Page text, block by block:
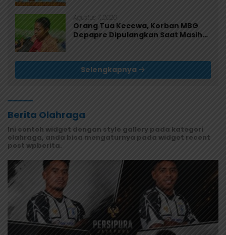
Agustus 7, 2026
Orang Tua Kecewa, Korban MBG
Depapre Dipulangkan Saat Masih
Selengkapnya
Berita Olahraga
Ini contoh widget dengan style gallery pada kategori
olahraga, anda bisa mengaturnya pada widget recent
post wpberita.